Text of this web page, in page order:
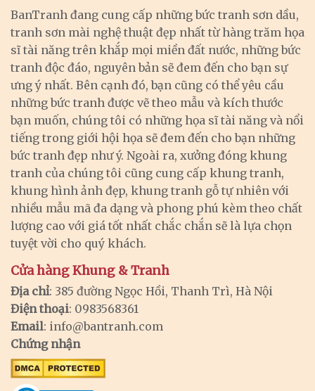
BanTranh đang cung cấp những bức tranh sơn dầu,
tranh sơn mài nghệ thuật đẹp nhất từ hàng trăm họa
sĩ tài năng trên khắp mọi miền đất nước, những bức
tranh độc đáo, nguyên bản sẽ đem đến cho bạn sự
ưng ý nhất. Bên cạnh đó, bạn cũng có thể yêu cầu
những bức tranh được vẽ theo mẫu và kích thước
bạn muốn, chúng tôi có những họa sĩ tài năng và nổi
tiếng trong giới hội họa sẽ đem đến cho bạn những
bức tranh đẹp như ý. Ngoài ra, xưởng đóng khung
tranh của chúng tôi cũng cung cấp khung tranh,
khung hình ảnh đẹp, khung tranh gỗ tự nhiên với
nhiều mẫu mã đa dạng và phong phú kèm theo chất
lượng cao với giá tốt nhất chắc chắn sẽ là lựa chọn
tuyệt vời cho quý khách.
Cửa hàng Khung & Tranh
Địa chỉ: 385 đường Ngọc Hồi, Thanh Trì, Hà Nội
Điện thoại: 0983568361
Email: info@bantranh.com
Chứng nhận